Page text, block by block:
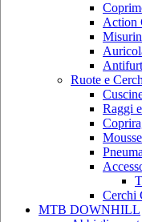
Action
Ruote e
Raggi
Cerchi
MTB DOWNHILL